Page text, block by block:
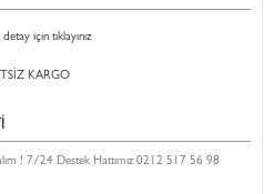
detay için tıklayınız
KARGO
! 7/24 Destek Hattımız 0212 517 56 98